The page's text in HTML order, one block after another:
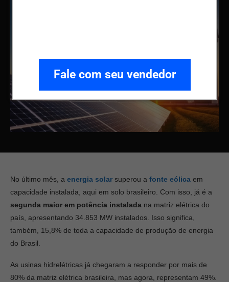
Fale com seu vendedor
No último mês, a energia solar superou a fonte eólica em
capacidade instalada, aqui em solo brasileiro. Com isso, já é a
segunda maior em potência instalada na matriz elétrica do
país, apresentando 34.853 MW instalados. Isso significa,
também, 15,8% de toda a capacidade de produção de energia
do Brasil.
As usinas hidrelétricas já chegaram a responder por mais de
80% da matriz elétrica brasileira, mas agora, representam 49%.